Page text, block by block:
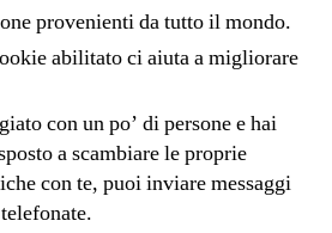
provenienti da tutto il mondo.
abilitato ci aiuta a migliorare
con un po’ di persone e hai
a scambiare le proprie
con te, puoi inviare messaggi